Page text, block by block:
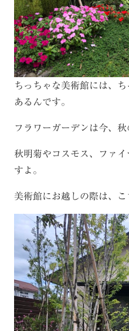
ちっちゃな美術館には、
あるんです。
フラワーガーデンは今、秋
秋明菊やコスモス、ファ
すよ。
美術館にお越しの際は、こ